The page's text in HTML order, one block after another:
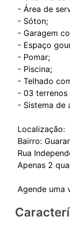
- ⁠Área de
- ⁠Sóton;
- ⁠Garagem
- ⁠Espaço
- Pomar;
- ⁠Piscina;
- Telhado
- 03 terrenos
- Sistema de
Localização:
Bairro:
Rua
Apenas 2